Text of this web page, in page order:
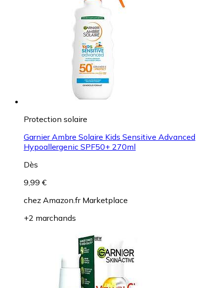
Protection solaire
Garnier Ambre Solaire Kids Sensitive Advanced
Hypoallergenic SPF50+ 270ml
Dès
9,99 €
chez Amazon.fr Marketplace
+2 marchands